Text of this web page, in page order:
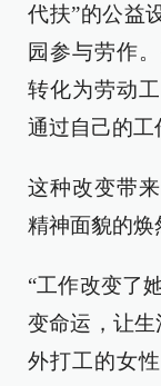
代扶”的公益
园参与劳作
转化为劳动
通过自己的工
这种改变带
精神面貌的焕
“工作改变了
变命运，让生
外打工的女